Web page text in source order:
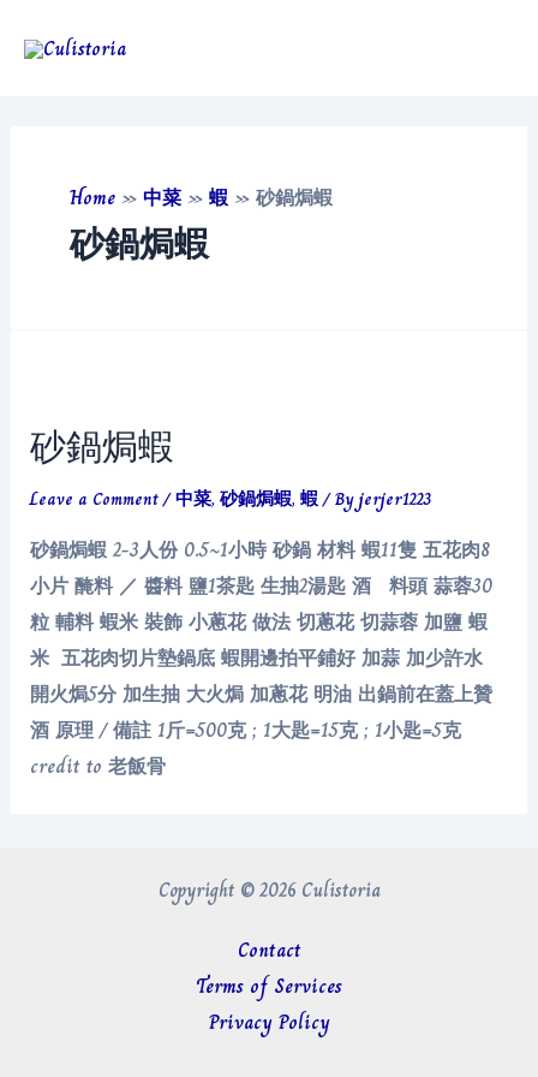
Home »中菜 »蝦»砂鍋焗蝦
砂鍋焗蝦
砂鍋焗蝦
Leave a Comment/中菜,砂鍋焗蝦,蝦/ Byjerjer1223
砂鍋焗蝦 2-3人份 0.5~1小時 砂鍋 材料 蝦11隻 五花肉8
小片 醃料 ／ 醬料 鹽1茶匙 生抽2湯匙 酒 料頭 蒜蓉30
粒 輔料 蝦米 裝飾 小蔥花 做法 切蔥花 切蒜蓉 加鹽 蝦
米 五花肉切片墊鍋底 蝦開邊拍平鋪好 加蒜 加少許水
開火焗5分 加生抽 大火焗 加蔥花 明油 出鍋前在蓋上贊
酒 原理 / 備註 1斤=500克 ; 1大匙=15克 ; 1小匙=5克
credit to 老飯骨
Copyright © 2026 Culistoria
Contact
Terms of Services
Privacy Policy